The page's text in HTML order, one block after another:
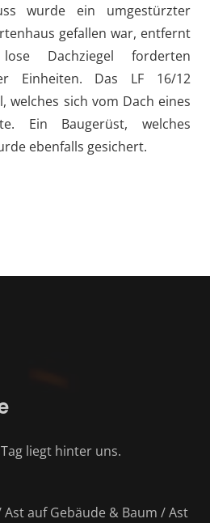
wurde ein umgestürzter
gefallen war, entfernt
Dachziegel forderten
Einheiten. Das LF 16/12
welches sich vom Dach eines
Ein Baugerüst, welches
ebenfalls gesichert.
liegt hinter uns.
auf Gebäude & Baum / Ast